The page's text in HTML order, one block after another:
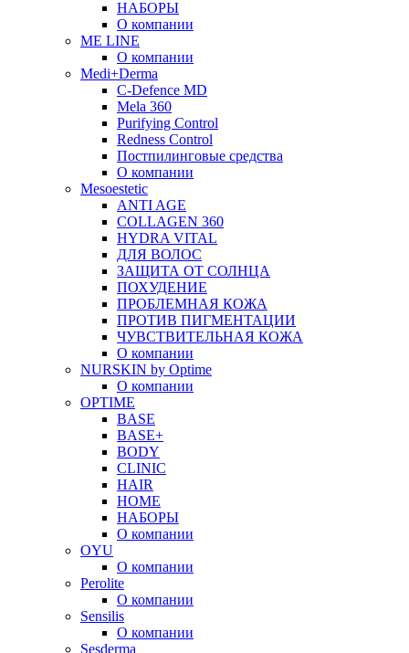
НАБОРЫ
О компании
ME LINE
О компании
Medi+Derma
C-Defence MD
Mela 360
Purifying Control
Redness Control
Постпилинговые средства
О компании
Mesoestetic
ANTI AGE
COLLAGEN 360
HYDRA VITAL
ДЛЯ ВОЛОС
ЗАЩИТА ОТ СОЛНЦА
ПОХУДЕНИЕ
ПРОБЛЕМНАЯ КОЖА
ПРОТИВ ПИГМЕНТАЦИИ
ЧУВСТВИТЕЛЬНАЯ КОЖА
О компании
NURSKIN by Optime
О компании
OPTIME
BASE
BASE+
BODY
CLINIC
HAIR
HOME
НАБОРЫ
О компании
OYU
О компании
Perolite
О компании
Sensilis
О компании
Sesderma